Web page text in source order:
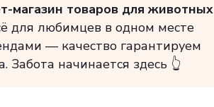
товаров для животных
для любимцев в одном месте
— качество гарантируем
Забота начинается здесь 👆